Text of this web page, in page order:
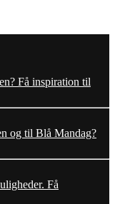
Få inspiration til
og til Blå Mandag?
Få